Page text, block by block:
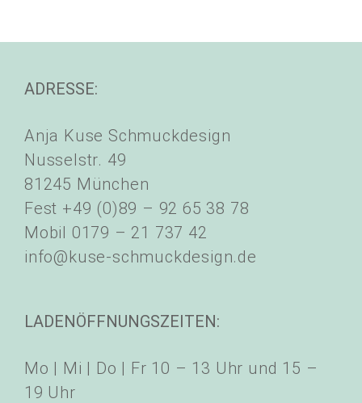
ADRESSE:
Anja Kuse Schmuckdesign
Nusselstr. 49
81245 München
Fest +49 (0)89 – 92 65 38 78
Mobil 0179 – 21 737 42
info@kuse-schmuckdesign.de
LADENÖFFNUNGSZEITEN:
Mo | Mi | Do | Fr 10 – 13 Uhr und 15 –
19 Uhr